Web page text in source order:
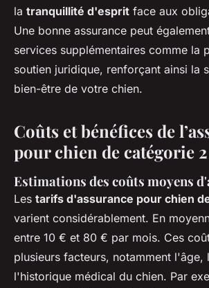
la tranquillité d'esprit face aux
Une bonne assurance peut
services supplémentaires comme la
soutien juridique, renforçant ainsi la
bien-être de votre chien.
Coûts et bénéfices de
pour chien de catégorie 2
Estimations des coûts moyens
Les tarifs d'assurance pour chien
varient considérablement. En
entre 10 € et 80 € par mois. Ces
plusieurs facteurs, notamment l'âge,
l'historique médical du chien. Par